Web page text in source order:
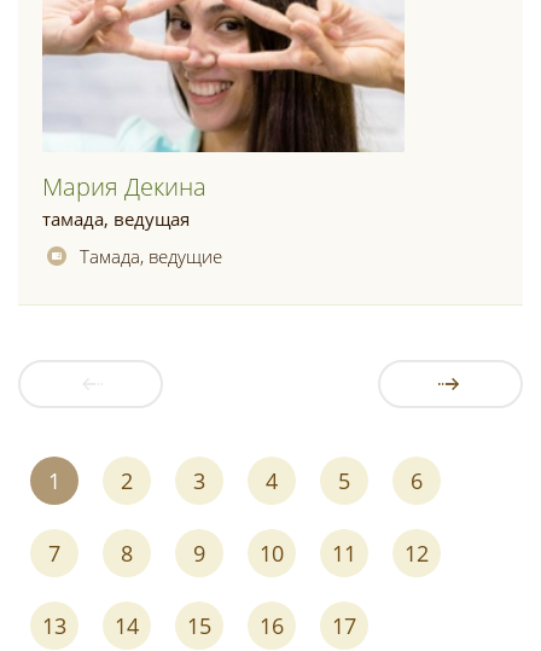
Мария Декина
тамада, ведущая
Тамада, ведущие
1 2 3 4 5 6
7 8 9 10 11 12
13 14 15 16 17